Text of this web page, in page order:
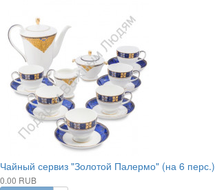
Чайный сервиз "Золотой Палермо" (на 6 перс.)
0.00 RUB